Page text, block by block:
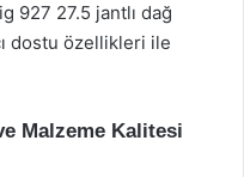
927 27.5 jantlı dağ
dostu özellikleri ile
Malzeme Kalitesi